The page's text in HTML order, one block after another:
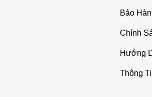
Bảo
Chính
Hướng
Thông